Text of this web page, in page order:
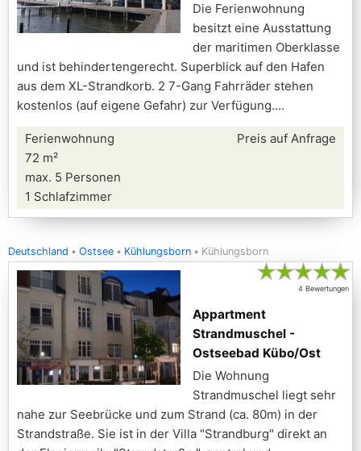
Die Ferienwohnung
besitzt eine Ausstattung
der maritimen Oberklasse
und ist behindertengerecht. Superblick auf den Hafen
aus dem XL-Strandkorb. 2 7-Gang Fahrräder stehen
kostenlos (auf eigene Gefahr) zur Verfügung.
Ferienwohnung
72 m²
max. 5 Personen
1 Schlafzimmer
Preis auf Anfrage
Deutschland Ostsee Kühlungsborn Kühlungsborn
★★★★★
4 Bewertungen
Appartment
Strandmuschel -
Ostseebad Kübo/Ost
Die Wohnung
Strandmuschel liegt sehr
nahe zur Seebrücke und zum Strand (ca. 80m) in der
Strandstraße. Sie ist in der Villa "Strandburg" direkt an